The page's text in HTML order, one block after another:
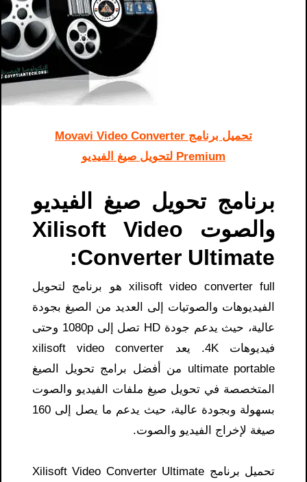
تحميل برنامج Movavi Video Converter
Premium لتحويل صيغ الفيديو
برنامج تحويل صيغ الفيديو
والصوت Xilisoft Video
Converter Ultimate:
xilisoft video converter full​ هو برنامج لتحويل
الفيديوهات والصوتيات إلى العديد من الصيغ بجودة
عالية، حيث يدعم جودة HD تصل إلى 1080p وحتى
فيديوهات 4K. يعد xilisoft video converter
ultimate portable​ من أفضل برامج تحويل الصيغ
المتخصصة في تحويل صيغ ملفات الفيديو والصوت
بسهولة وبجودة عالية، حيث يدعم ما يصل إلى 160
صيغة لإخراج الفيديو والصوت.
تحميل برنامج Xilisoft Video Converter Ultimate